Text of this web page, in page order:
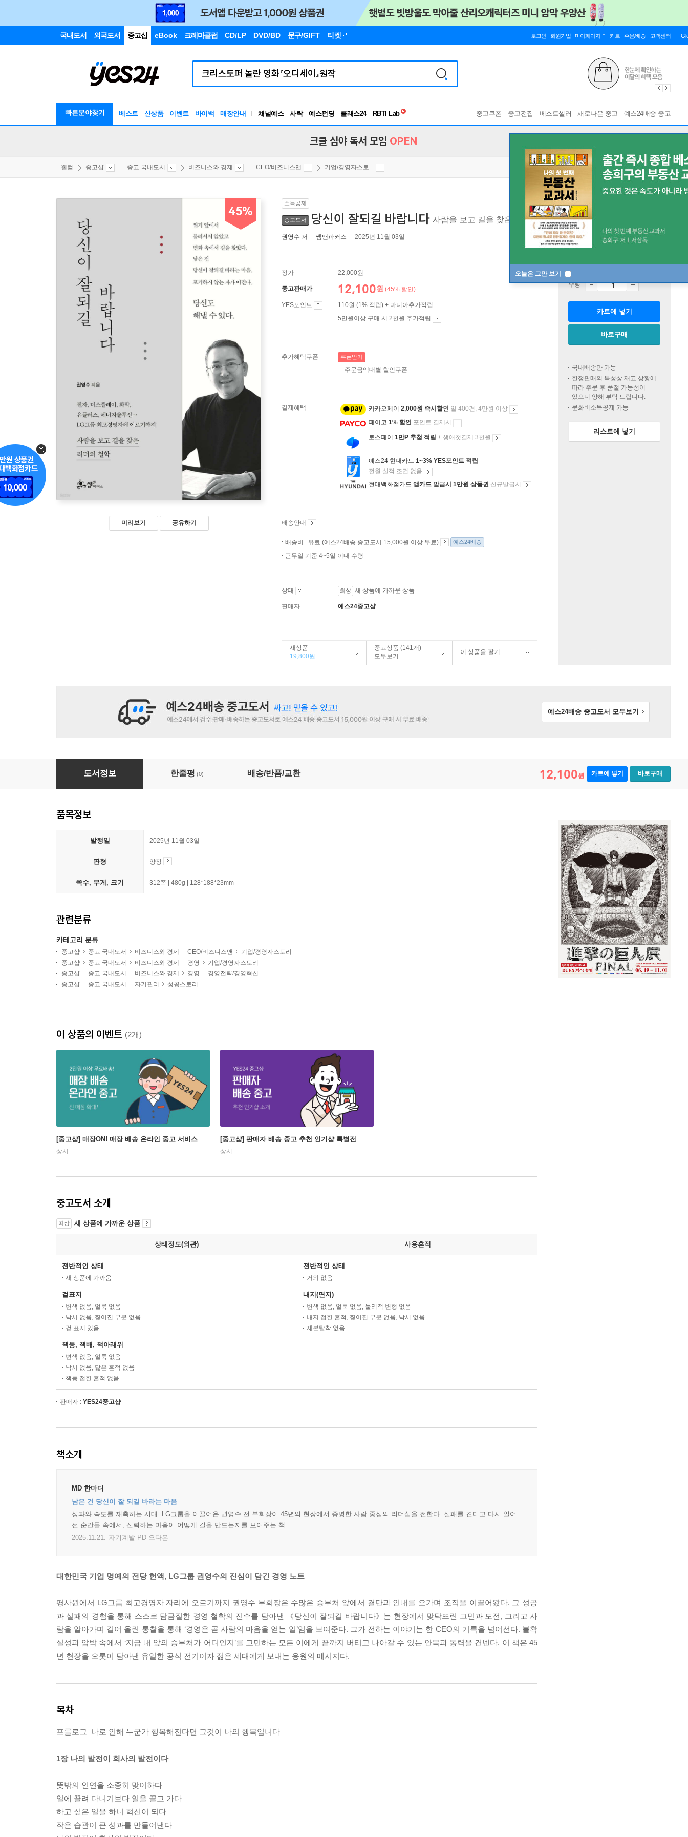
국내도서 외국도서 중고샵 eBook 크레마클럽 CD/LP DVD/BD 문구/GIFT 티켓 로그인 회원가입 마이페이지 카트 주문/배송 고객센터
빠른분야찾기 베스트 신상품 이벤트 바이백 매장안내 채널예스 사락 예스펀딩 클래스24
RBTI Lab
독서유형검사
중고쿠폰 중고전집 베스트셀러 새로나온 중고 예스24배송 중고
오늘은 그만 보기
크클 심야 독서 모임 OPEN
웰컴 중고샵 중고 국내도서 비즈니스와 경제 CEO/비즈니스맨 기업/경영자스토...
45%
미리보기 공유하기
소득공제
중고도서 당신이 잘되길 바랍니다 사람을 보고 길을 찾은 리더의 철학
권영수 저 쌤앤파커스 2025년 11월 03일
정가 22,000원
중고판매가 12,100원 (45% 할인)
YES포인트
110원 (1% 적립) + 마니아추가적립
5만원이상 구매 시 2천원 추가적립
추가혜택쿠폰 쿠폰받기
주문금액대별 할인쿠폰
결제혜택 카카오페이 2,000원 즉시할인 일 400건, 4만원 이상
페이코 1% 할인 포인트 결제시
토스페이 1만P 추첨 적립 + 생애첫결제 3천원
예스24 현대카드 1~3% YES포인트 적립
전월 실적 조건 없음
현대백화점카드 앱카드 발급시 1만원 상품권 신규발급시
배송안내
배송비 : 유료 (예스24배송 중고도서 15,000원 이상 무료) 예스24배송
근무일 기준 4~5일 이내 수령
상태 최상 새 상품에 가까운 상품
판매자 예스24중고샵
새상품
19,800원
중고상품 (141개)
모두보기
이 상품을 팔기
수량
카트에 넣기
바로구매
국내배송만 가능
한정판매의 특성상 재고 상황에
따라 주문 후 품절 가능성이
있으니 양해 부탁 드립니다.
문화비소득공제 가능
리스트에 넣기
예스24배송 중고도서 모두보기
당신이 잘되길 바랍니다
도서정보 한줄평 (0) 배송/반품/교환 12,100원 카트에 넣기 바로구매
품목정보
발행일 2025년 11월 03일
판형 양장
쪽수, 무게, 크기 312쪽 | 480g | 128*188*23mm
관련분류
카테고리 분류
중고샵 중고 국내도서 비즈니스와 경제 CEO/비즈니스맨
기업/경영자스토리
중고샵
중고 국내도서 비즈니스와 경제 경영
기업/경영자스토리
중고샵
중고 국내도서 비즈니스와 경제 경영
경영전략/경영혁신
중고샵
중고 국내도서 자기관리 성공스토리
이 상품의 이벤트 (2개)
[중고샵] 매장ON! 매장 배송 온라인 중고 서비스
상시
[중고샵] 판매자 배송 중고 추천 인기샵 특별전
상시
중고도서 소개
최상 새 상품에 가까운 상품
상태정도(외관) 사용흔적
전반적인 상태
새 상품에 가까움
겉표지
변색 없음, 얼룩 없음
낙서 없음, 찢어진 부분 없음
겉 표지 있음
책등, 책배, 책아래위
변색 없음, 얼룩 없음
낙서 없음, 닳은 흔적 없음
책등 접힌 흔적 없음
전반적인 상태
거의 없음
내지(면지)
변색 없음, 얼룩 없음, 물리적 변형 없음
내지 접힌 흔적, 찢어진 부분 없음, 낙서 없음
제본탈착 없음
판매자 : YES24중고샵
책소개
MD 한마디
남은 건 당신이 잘 되길 바라는 마음
성과와 속도를 재촉하는 시대. LG그룹을 이끌어온 권영수 전 부회장이 45년의 현장에서 증명한 사람 중심의 리더십을 전한다. 실패를 견디고 다시 일어
선 순간들 속에서, 신뢰하는 마음이 어떻게 길을 만드는지를 보여주는 책.
2025.11.21. 자기계발 PD 오다은
대한민국 기업 명예의 전당 헌액, LG그룹 권영수의 진심이 담긴 경영 노트
평사원에서 LG그룹 최고경영자 자리에 오르기까지 권영수 부회장은 수많은 승부처 앞에서 결단과 인내를 오가며 조직을 이끌어왔다. 그 성공
과 실패의 경험을 통해 스스로 담금질한 경영 철학의 진수를 담아낸 《당신이 잘되길 바랍니다》는 현장에서 맞닥뜨린 고민과 도전, 그리고 사
람을 알아가며 길어 올린 통찰을 통해 ‘경영은 곧 사람의 마음을 얻는 일’임을 보여준다. 그가 전하는 이야기는 한 CEO의 기록을 넘어선다. 불확
실성과 압박 속에서 ‘지금 내 앞의 승부처가 어디인지’를 고민하는 모든 이에게 끝까지 버티고 나아갈 수 있는 안목과 동력을 건넨다. 이 책은 45
년 현장을 오롯이 담아낸 유일한 공식 전기이자 젊은 세대에게 보내는 응원의 메시지다.
목차
프롤로그_나로 인해 누군가 행복해진다면 그것이 나의 행복입니다
1장 나의 발전이 회사의 발전이다
뜻밖의 인연을 소중히 맞이하다
일에 끌려 다니기보다 일을 끌고 가다
하고 싶은 일을 하니 혁신이 되다
작은 습관이 큰 성과를 만들어낸다